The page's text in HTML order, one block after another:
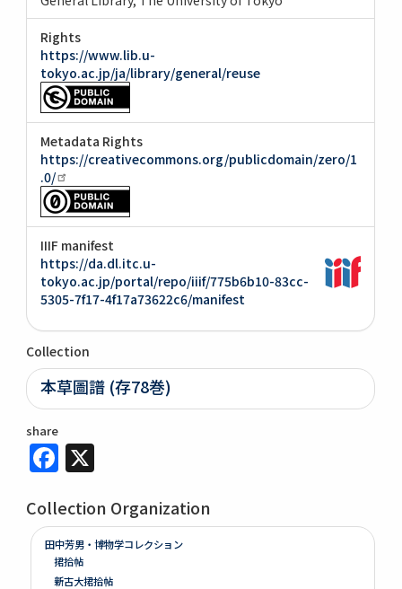
Rights
https://www.lib.u-
tokyo.ac.jp/ja/library/general/reuse
Metadata Rights
https://creativecommons.org/publicdomain/zero/1
.0/
IIIF manifest
https://da.dl.itc.u-
tokyo.ac.jp/portal/repo/iiif/775b6b10-83cc-
5305-7f17-4f17a73622c6/manifest
Collection
本草圖譜 (存78巻)
share
Facebook
Collection Organization
田中芳男・博物学コレクション
捃拾帖
新古大捃拾帖